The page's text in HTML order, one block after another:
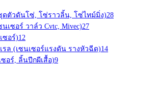
ตัวดันโซ่, โซ่ราวลิ้น, โซ่ไทม์มิ่ง)28
เซอร์ วาล์ว Cvtc, Mivec)27
ซอร์)12
รล (เซนเซอร์แรงดัน รางหัวฉีด)14
ซอร์, ลิ้นปีกผีเสื้อ)9